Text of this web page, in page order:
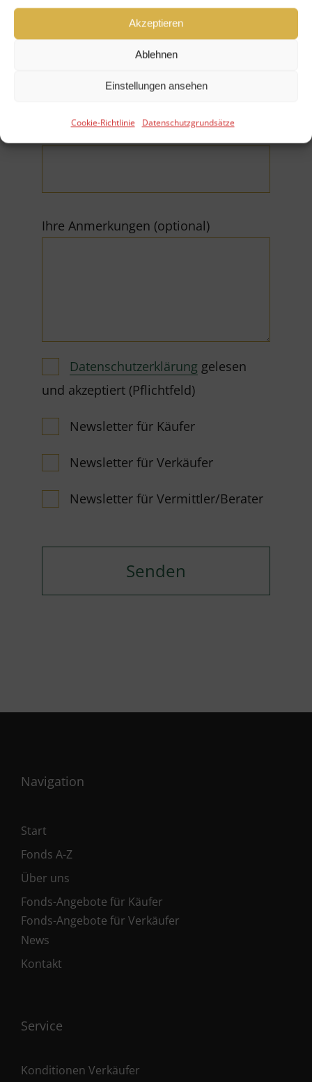
Akzeptieren
Ablehnen
Einstellungen ansehen
Cookie-Richtlinie Datenschutzgrundsätze
E-Mail (*Pflichtfeld)
Ihre Anmerkungen (optional)
Datenschutzerklärung gelesen
und akzeptiert (Pflichtfeld)
Newsletter für Käufer
Newsletter für Verkäufer
Newsletter für Vermittler/Berater
Navigation
Start
Fonds A-Z
Über uns
Fonds-Angebote für Käufer
Fonds-Angebote für Verkäufer
News
Kontakt
Service
Konditionen Verkäufer